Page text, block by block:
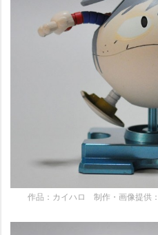
作品：カイハロ 制作・画像提供